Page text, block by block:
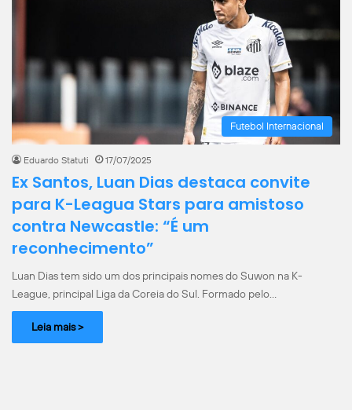
Futebol Internacional
Eduardo Statuti 17/07/2025
Ex Santos, Luan Dias destaca convite
para K-Leagua Stars para amistoso
contra Newcastle: “É um
reconhecimento”
Luan Dias tem sido um dos principais nomes do Suwon na K-
League, principal Liga da Coreia do Sul. Formado pelo…
Leia mais >